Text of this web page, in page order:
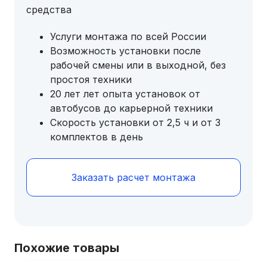
средства
Услуги монтажа по всей России
Возможность установки после
рабочей смены или в выходной, без
простоя техники
20 лет лет опыта установок от
автобусов до карьерной техники
Скорость установки от 2,5 ч и от 3
комплектов в день
Заказать расчет монтажа
Похожие товары